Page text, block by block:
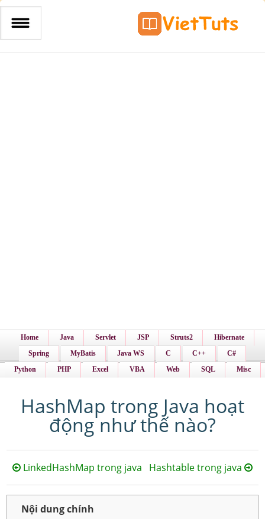
Home Java Servlet JSP Struts2
Hibernate
Spring
MyBatis Java WS C C++
C#
Python
PHP Excel VBA Web SQL Misc
HashMap trong Java hoạt
động như thế nào?
LinkedHashMap trong java Hashtable trong java
Nội dung chính